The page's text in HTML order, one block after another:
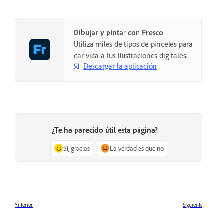
Dibujar y pintar con Fresco
Utiliza miles de tipos de pinceles para
dar vida a tus ilustraciones digitales.
Descargar la aplicación
¿Te ha parecido útil esta página?
Sí, gracias La verdad es que no
Anterior Siguiente